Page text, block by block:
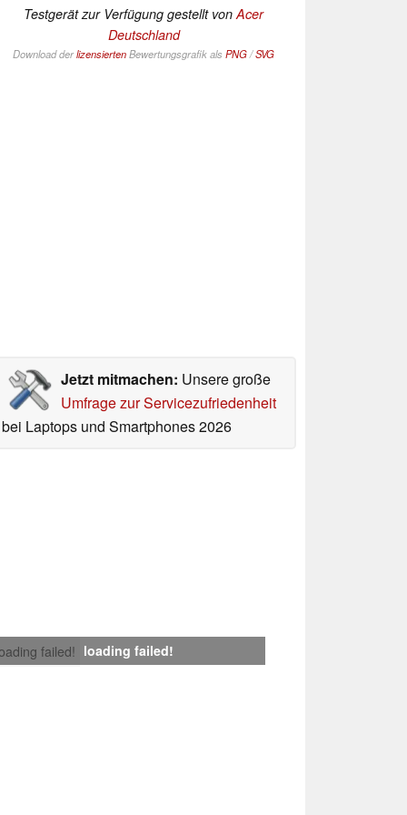
Testgerät zur Verfügung gestellt von Acer
Deutschland
Download derlizensiertenBewertungsgrafik als PNG/SVG
Jetzt mitmachen: Unsere große
Umfrage zur Servicezufriedenheit
bei Laptops und Smartphones 2026
failed! loading failed!